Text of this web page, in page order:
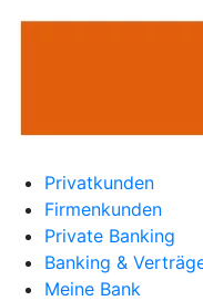
Privatkunden
Firmenkunden
Private Banking
Banking &
Meine Bank